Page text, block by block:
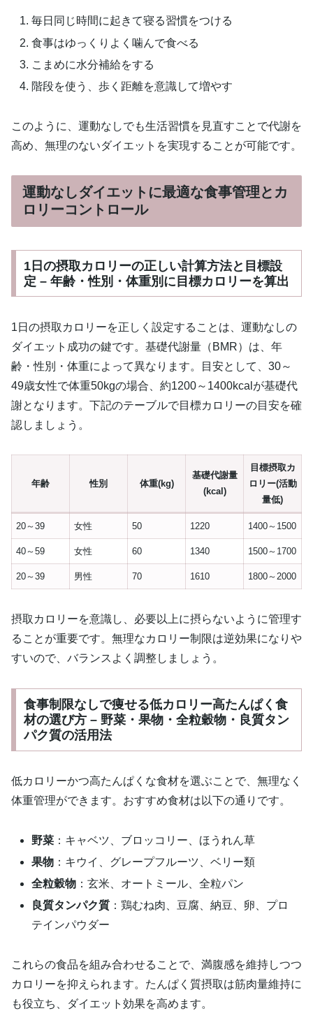
毎日同じ時間に起きて寝る習慣をつける
食事はゆっくりよく噛んで食べる
こまめに水分補給をする
階段を使う、歩く距離を意識して増やす
このように、運動なしでも生活習慣を見直すことで代謝を
高め、無理のないダイエットを実現することが可能です。
運動なしダイエットに最適な食事管理とカ
ロリーコントロール
1日の摂取カロリーの正しい計算方法と目標設
定 – 年齢・性別・体重別に目標カロリーを算出
1日の摂取カロリーを正しく設定することは、運動なしの
ダイエット成功の鍵です。基礎代謝量（BMR）は、年
齢・性別・体重によって異なります。目安として、30～
49歳女性で体重50kgの場合、約1200～1400kcalが基礎代
謝となります。下記のテーブルで目標カロリーの目安を確
認しましょう。
年齢 性別 体重(kg)
基礎代謝量
(kcal)
目標摂取カ
ロリー(活動
量低)
20～39 女性 50 1220 1400～1500
40～59 女性 60 1340 1500～1700
20～39 男性 70 1610 1800～2000
摂取カロリーを意識し、必要以上に摂らないように管理す
ることが重要です。無理なカロリー制限は逆効果になりや
すいので、バランスよく調整しましょう。
食事制限なしで痩せる低カロリー高たんぱく食
材の選び方 – 野菜・果物・全粒穀物・良質タン
パク質の活用法
低カロリーかつ高たんぱくな食材を選ぶことで、無理なく
体重管理ができます。おすすめ食材は以下の通りです。
野菜 ：キャベツ、ブロッコリー、ほうれん草
果物 ：キウイ、グレープフルーツ、ベリー類
全粒穀物 ：玄米、オートミール、全粒パン
良質タンパク質 ：鶏むね肉、豆腐、納豆、卵、プロ
テインパウダー
これらの食品を組み合わせることで、満腹感を維持しつつ
カロリーを抑えられます。たんぱく質摂取は筋肉量維持に
も役立ち、ダイエット効果を高めます。